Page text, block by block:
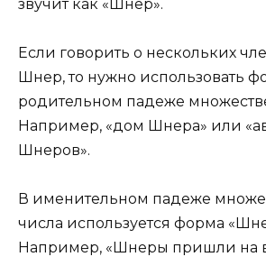
звучит как «Шнер».
Если говорить о нескольких
Шнер, то нужно использовать
родительном падеже
Например, «дом Шнера» или
Шнеров».
В именительном падеже
числа используется форма
Например, «Шнеры пришли на